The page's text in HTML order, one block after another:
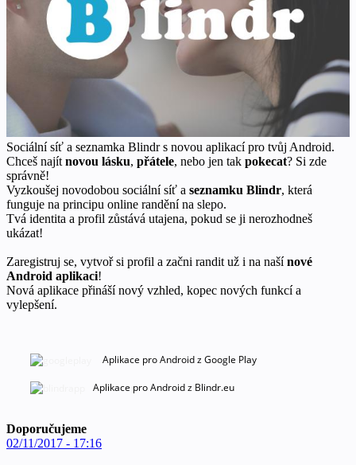
Sociální síť a seznamka Blindr s novou aplikací pro tvůj Android.
Chceš najít novou lásku, přátele, nebo jen tak pokecat? Si zde
správně!
Vyzkoušej novodobou sociální síť a seznamku Blindr, která
funguje na principu online randění na slepo.
Tvá identita a profil zůstává utajena, pokud se ji nerozhodneš
ukázat!
Zaregistruj se, vytvoř si profil a začni randit už i na našínové
Android aplikaci!
Nová aplikace přináší nový vzhled, kopec nových funkcí a
vylepšení.
Aplikace pro Android z Google Play
Aplikace pro Android z Blindr.eu
Doporučujeme
02/11/2017 - 17:16